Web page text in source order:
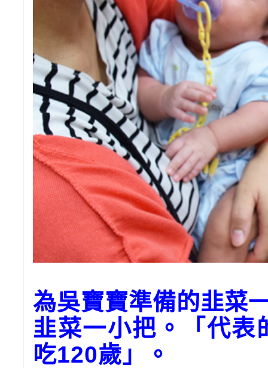
為吳寶寶準備的韭菜
韭菜一小把。「代表
吃120歲」。